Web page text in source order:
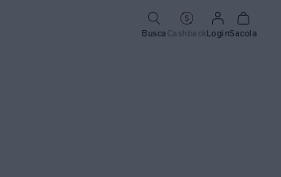
Busca CashbackLoginSacola